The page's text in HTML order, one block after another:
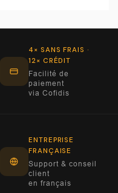
4× SANS FRAIS ·
12× CRÉDIT
Facilité de
paiement
via Cofidis
ENTREPRISE
FRANÇAISE
Support & conseil
client
en français